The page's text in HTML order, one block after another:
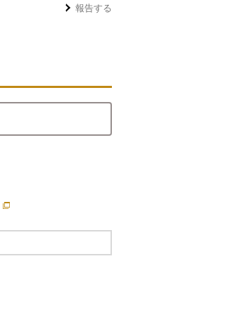
報告する
別のウィンドウで開きます。